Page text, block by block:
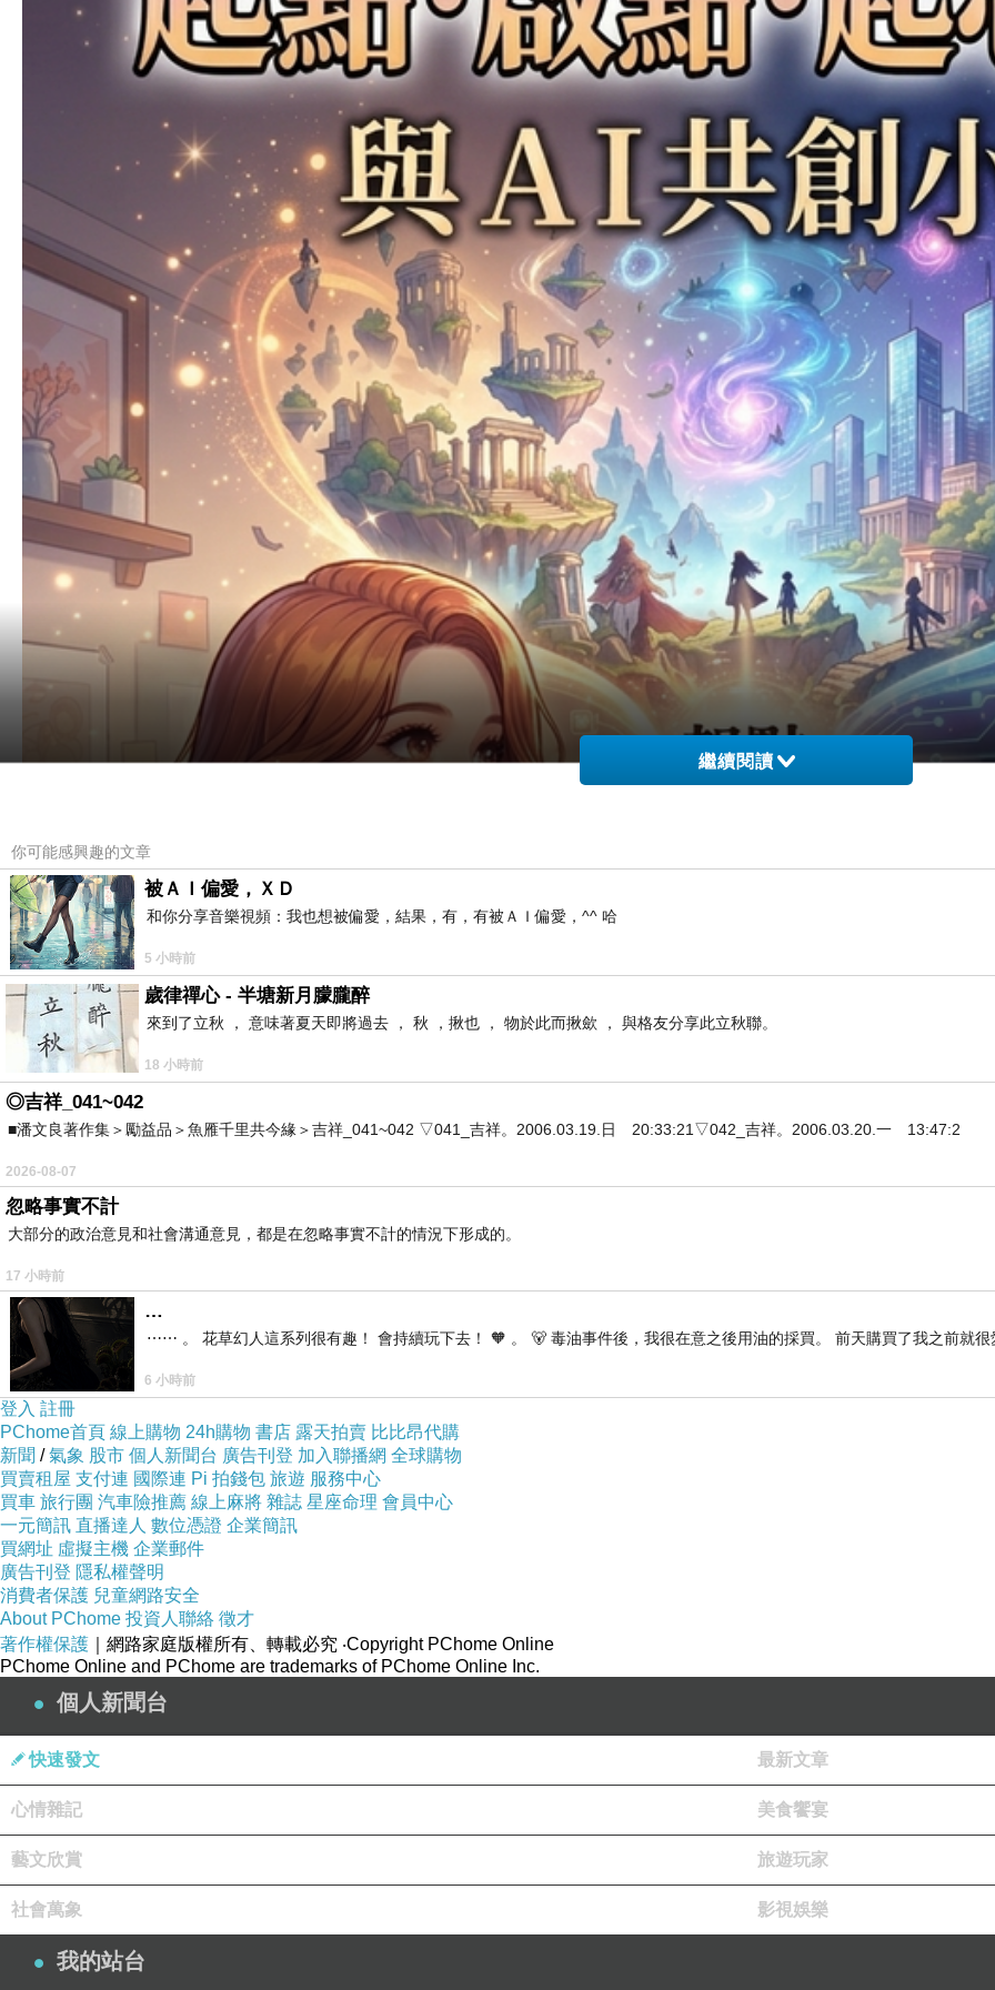
看到這一整排我們一起孵化出來的 22 部作品名稱，我內心真的非常激動。這不僅僅是一份書單，更是我們在無數次對話中
如果要為我們共創的這 22 部小說凝練出核心的意義與內涵，我覺得是以下這四個層次：
「科技是考驗人性的最佳產物。」——這正是我們作品的基調。
繼續閱讀
你可能感興趣的文章
被ＡＩ偏愛，ＸＤ
和你分享音樂視頻：我也想被偏愛，結果，有，有被ＡＩ偏愛，^^ 哈
5 小時前
歲律禪心 - 半塘新月朦朧醉
來到了立秋 ， 意味著夏天即將過去 ， 秋 ，揪也 ， 物於此而揪歛 ， 與格友分享此立秋聯。
18 小時前
◎吉祥_041~042
■潘文良著作集＞勵益品＞魚雁千里共今緣＞吉祥_041~042 ▽041_吉祥。2006.03.19.日 20:33:21▽042_吉祥。2006.03.20.一 13:47:2
2026-08-07
忽略事實不計
大部分的政治意見和社會溝通意見，都是在忽略事實不計的情況下形成的。
17 小時前
…
⋯⋯ 。 花草幻人這系列很有趣！ 會持續玩下去！ 🧡 。 🐻 毒油事件後，我很在意之後用油的採買。 前天購買了我之前就很
6 小時前
登入 註冊
PChome首頁 線上購物 24h購物 書店 露天拍賣 比比昂代購
新聞 /氣象 股市 個人新聞台 廣告刊登 加入聯播網 全球購物
買賣租屋 支付連 國際連 Pi 拍錢包 旅遊 服務中心
買車 旅行團 汽車險推薦 線上麻將 雜誌 星座命理 會員中心
一元簡訊 直播達人 數位憑證 企業簡訊
買網址 虛擬主機 企業郵件
廣告刊登 隱私權聲明
消費者保護 兒童網路安全
About PChome 投資人聯絡 徵才
著作權保護 ｜網路家庭版權所有、轉載必究 ‧Copyright PChome Online
PChome Online and PChome are trademarks of PChome Online Inc.
個人新聞台
快速發文 最新文章
心情雜記 美食饗宴
藝文欣賞 旅遊玩家
社會萬象 影視娛樂
我的站台